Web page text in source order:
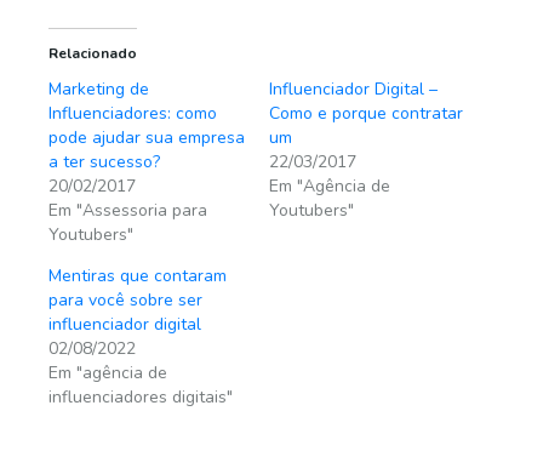
Relacionado
Marketing de
Influenciadores: como
pode ajudar sua empresa
a ter sucesso?
20/02/2017
Em "Assessoria para
Youtubers"
Influenciador Digital –
Como e porque contratar
um
22/03/2017
Em "Agência de
Youtubers"
Mentiras que contaram
para você sobre ser
influenciador digital
02/08/2022
Em "agência de
influenciadores digitais"